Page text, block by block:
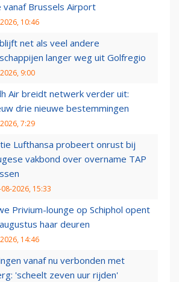
vanaf Brussels Airport
10:46
net als veel andere
langer weg uit Golfregio
9:00
Air breidt netwerk verder uit:
drie nieuwe bestemmingen
7:29
Lufthansa probeert onrust bij
vakbond over overname TAP
2026, 15:33
Privium-lounge op Schiphol opent
haar deuren
14:46
vanaf nu verbonden met
'scheelt zeven uur rijden'